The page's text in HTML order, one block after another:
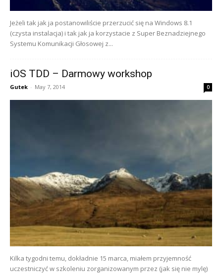
Jeżeli tak jak ja postanowiliście przerzucić się na Windows 8.1
(czysta instalacja) i tak jak ja korzystacie z Super Beznadziejnego
Systemu Komunikacji Głosowej z...
iOS TDD – Darmowy workshop
Gutek - May 7, 2014 0
Kilka tygodni temu, dokładnie 15 marca, miałem przyjemność
uczestniczyć w szkoleniu zorganizowanym przez (jak się nie mylę)